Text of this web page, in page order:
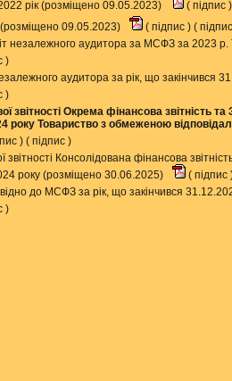
рік (розміщено 09.05.2023)
( підпис
(розміщено 09.05.2023)
( підпис ) ( підпис
незалежного аудитора за МСФЗ за 2023
)
аудитора за рік, що
)
звітності Окрема фінансова
року Товариство з обмеженою
) ( підпис )
звітності Консолідована фінансова
року (розміщено 30.06.2025)
( підпис
до МСФЗ за рік, що закінчився
)